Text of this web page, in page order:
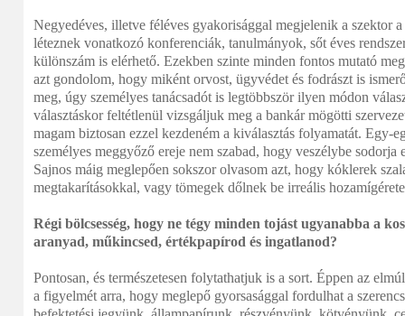
Negyedéves, illetve féléves gyakorisággal megjelenik a szektor
léteznek vonatkozó konferenciák, tanulmányok, sőt éves
különszám is elérhető. Ezekben szinte minden fontos mutató
azt gondolom, hogy miként orvost, ügyvédet és fodrászt is
meg, úgy személyes tanácsadót is legtöbbször ilyen módon
választáskor feltétlenül vizsgáljuk meg a bankár mögötti
magam biztosan ezzel kezdeném a kiválasztás folyamatát. Egy-
személyes meggyőző ereje nem szabad, hogy veszélybe sodorja
Sajnos máig meglepően sokszor olvasom azt, hogy kóklerek
megtakarításokkal, vagy tömegek dőlnek be irreális
Régi bölcsesség, hogy ne tégy minden tojást ugyanabba a
aranyad, műkincsed, értékpapírod és ingatlanod?
Pontosan, és természetesen folytathatjuk is a sort. Éppen az
a figyelmét arra, hogy meglepő gyorsasággal fordulhat a